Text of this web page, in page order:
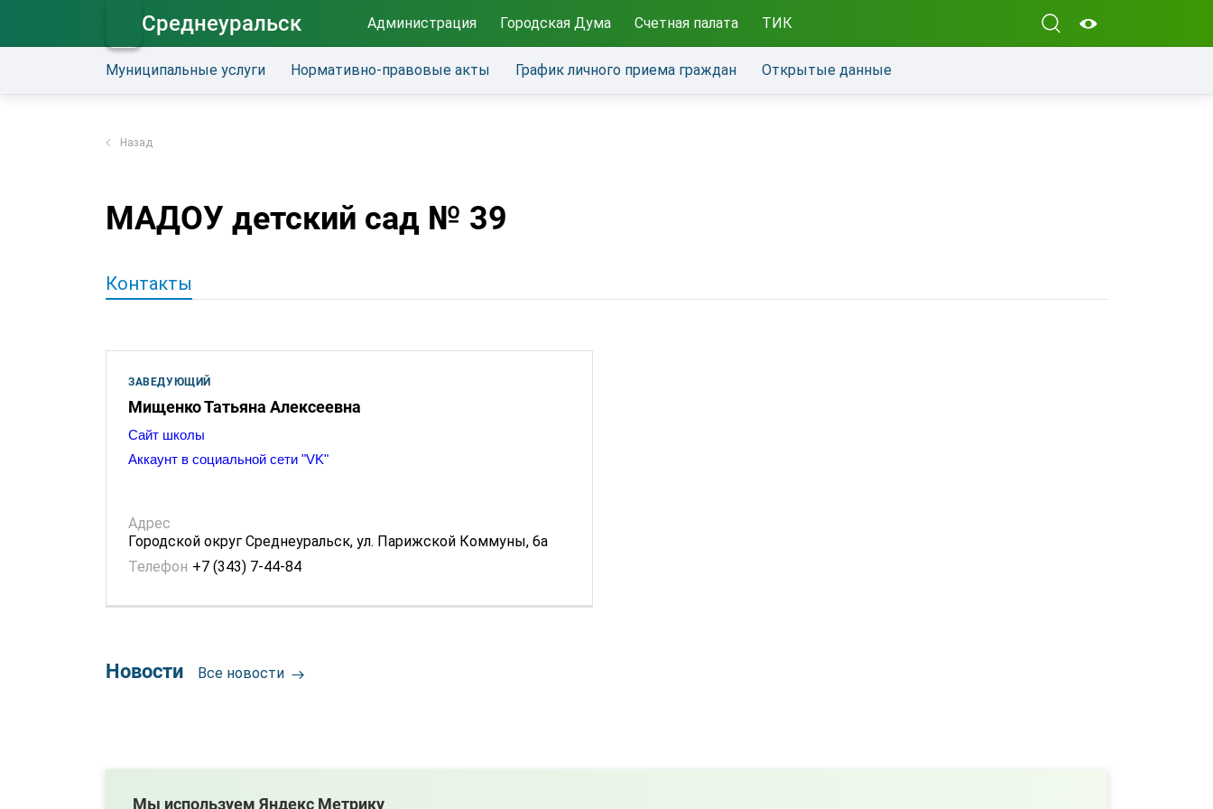
Среднеуральск Администрация Городская Дума Счетная палата ТИК
Муниципальные услуги Нормативно-правовые акты График личного приема граждан Открытые данные
Назад
МАДОУ детский сад № 39
Контакты
ЗАВЕДУЮЩИЙ
Мищенко Татьяна Алексеевна
Сайт школы
Аккаунт в социальной сети "VK"
Адрес
Городской округ Среднеуральск, ул. Парижской Коммуны, 6а
Телефон +7 (343) 7-44-84
Новости Все новости
Мы используем Яндекс Метрику